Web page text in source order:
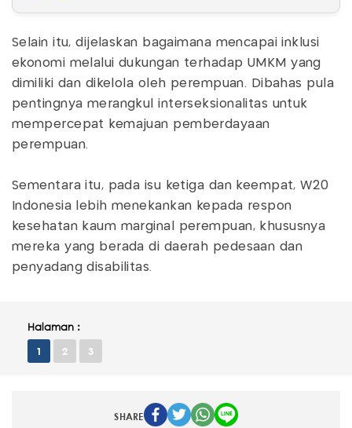
Selain itu, dijelaskan bagaimana mencapai inklusi
ekonomi melalui dukungan terhadap UMKM yang
dimiliki dan dikelola oleh perempuan. Dibahas pula
pentingnya merangkul interseksionalitas untuk
mempercepat kemajuan pemberdayaan
perempuan.
Sementara itu, pada isu ketiga dan keempat, W20
Indonesia lebih menekankan kepada respon
kesehatan kaum marginal perempuan, khususnya
mereka yang berada di daerah pedesaan dan
penyadang disabilitas.
Halaman :
1 2 3
SHARE